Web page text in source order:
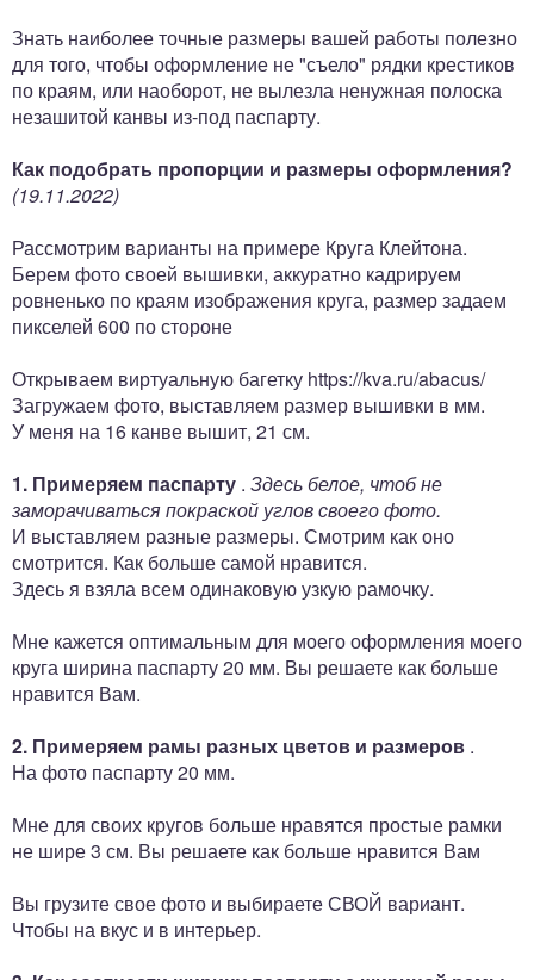
Знать наиболее точные размеры вашей работы полезно
для того, чтобы оформление не "съело" рядки крестиков
по краям, или наоборот, не вылезла ненужная полоска
незашитой канвы из-под паспарту.
Как подобрать пропорции и размеры оформления?
(19.11.2022)
Рассмотрим варианты на примере Круга Клейтона.
Берем фото своей вышивки, аккуратно кадрируем
ровненько по краям изображения круга, размер задаем
пикселей 600 по стороне
Открываем виртуальную багетку https://kva.ru/abacus/
Загружаем фото, выставляем размер вышивки в мм.
У меня на 16 канве вышит, 21 см.
1. Примеряем паспарту . Здесь белое, чтоб не
заморачиваться покраской углов своего фото.
И выставляем разные размеры. Смотрим как оно
смотрится. Как больше самой нравится.
Здесь я взяла всем одинаковую узкую рамочку.
Мне кажется оптимальным для моего оформления моего
круга ширина паспарту 20 мм. Вы решаете как больше
нравится Вам.
2. Примеряем рамы разных цветов и размеров .
На фото паспарту 20 мм.
Мне для своих кругов больше нравятся простые рамки
не шире 3 см. Вы решаете как больше нравится Вам
Вы грузите свое фото и выбираете СВОЙ вариант.
Чтобы на вкус и в интерьер.